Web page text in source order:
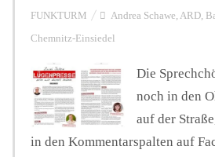
FUNKTURM-
Podcast
FUNKTURM Andrea Schawe, ARD,
Chemnitz-Einsiedel
Die
noch in den
auf der
in den Kommentarspalten auf